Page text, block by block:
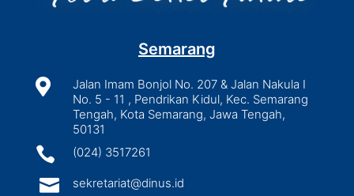
Semarang

Jalan Imam Bonjol No. 207 & Jalan Nakula I
No. 5 - 11 , Pendrikan Kidul, Kec. Semarang
Tengah, Kota Semarang, Jawa Tengah,
50131
 (024) 3517261
 sekretariat@dinus.id